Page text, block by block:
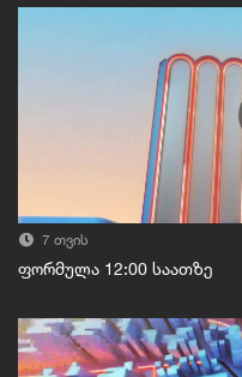
7 თვის
ფორმულა 12:00 საათზე